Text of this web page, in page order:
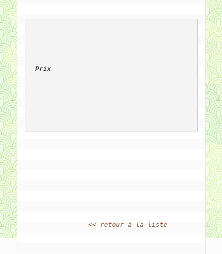
Prix
<< retour à la liste